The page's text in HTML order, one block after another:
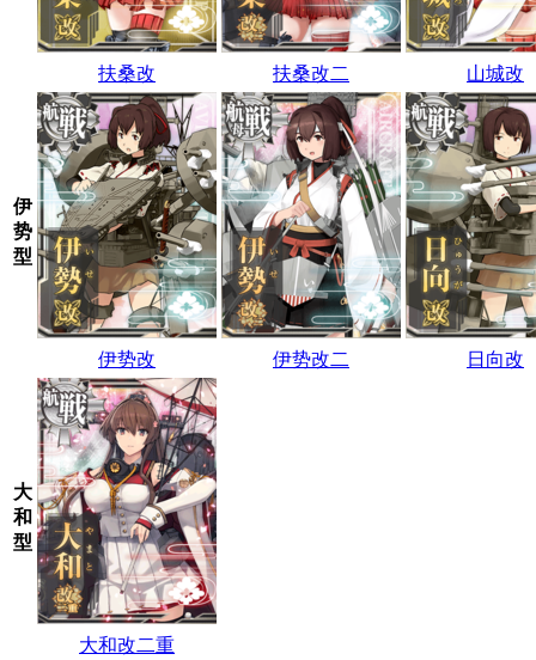
扶桑改 扶桑改二 山城改
伊
势
型
伊势改 伊势改二 日向改
大
和
型
大和改二重